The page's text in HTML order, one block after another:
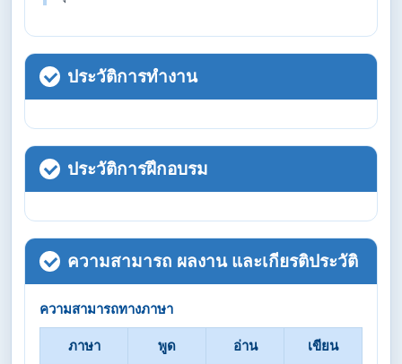
ประวัติการทำงาน
ประวัติการฝึกอบรม
ความสามารถ ผลงาน และเกียรติประวัติ
ความสามารถทางภาษา
ภาษา พูด อ่าน เขียน